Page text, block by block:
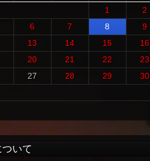
1
2
6 7 8
9
13 14 15
16
20 21 22
23
27 28 29
30
いて